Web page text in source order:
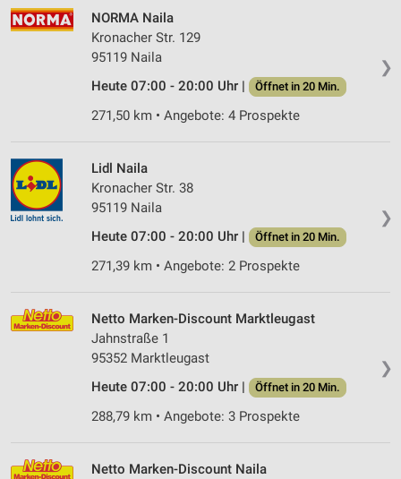
❯
NORMA Naila
Kronacher Str. 129
95119 Naila
Heute 07:00 - 20:00 Uhr |
Öffnet in 20 Min.
271,50 km • Angebote: 4 Prospekte
❯
Lidl Naila
Kronacher Str. 38
95119 Naila
Heute 07:00 - 20:00 Uhr |
Öffnet in 20 Min.
271,39 km • Angebote: 2 Prospekte
❯
Netto Marken-Discount Marktleugast
Jahnstraße 1
95352 Marktleugast
Heute 07:00 - 20:00 Uhr |
Öffnet in 20 Min.
288,79 km • Angebote: 3 Prospekte
Netto Marken-Discount Naila